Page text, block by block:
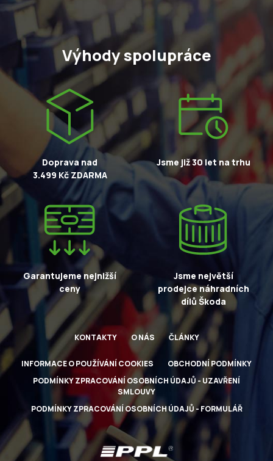
Výhody spolupráce
Doprava nad
3.499 Kč ZDARMA
Jsme již 30 let na trhu
Garantujeme nejnižší
ceny
Jsme největší
prodejce náhradních
dílů Škoda
KONTAKTY O NÁS ČLÁNKY
INFORMACE O POUŽÍVÁNÍ COOKIES
OBCHODNÍ PODMÍNKY
PODMÍNKY ZPRACOVÁNÍ OSOBNÍCH ÚDAJŮ - UZAVŘENÍ
SMLOUVY
PODMÍNKY ZPRACOVÁNÍ OSOBNÍCH ÚDAJŮ - FORMULÁŘ